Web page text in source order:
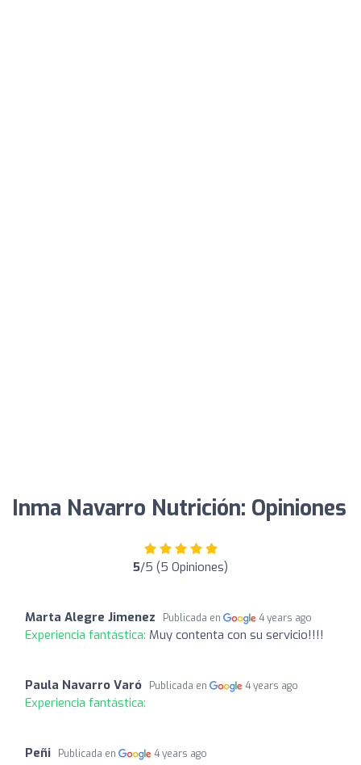
Inma Navarro Nutrición: Opiniones
5/5 (5 Opiniones)
Marta Alegre Jimenez Publicada en 4 years ago
Experiencia fantástica: Muy contenta con su servicio!!!!
Paula Navarro Varó Publicada en 4 years ago
Experiencia fantástica:
Peñi Publicada en 4 years ago